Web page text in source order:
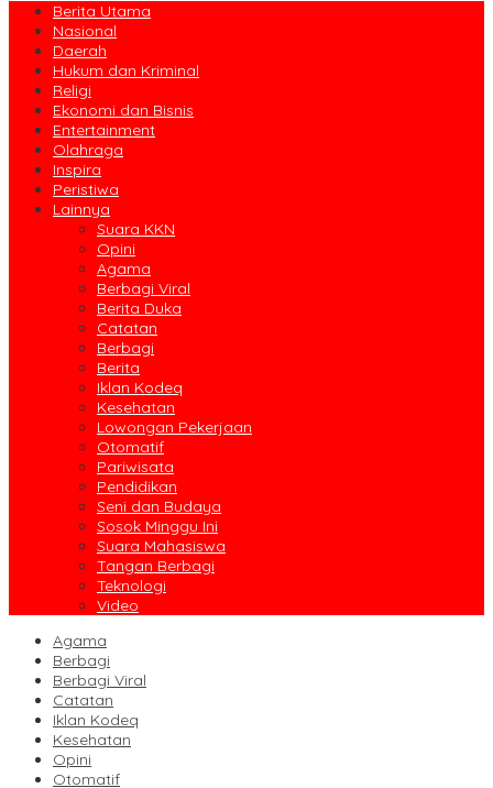
Berita Utama
Nasional
Daerah
Hukum dan Kriminal
Religi
Ekonomi dan Bisnis
Entertainment
Olahraga
Inspira
Peristiwa
Lainnya
Suara KKN
Opini
Agama
Berbagi Viral
Berita Duka
Catatan
Berbagi
Berita
Iklan Kodeq
Kesehatan
Lowongan Pekerjaan
Otomatif
Pariwisata
Pendidikan
Seni dan Budaya
Sosok Minggu Ini
Suara Mahasiswa
Tangan Berbagi
Teknologi
Video
Agama
Berbagi
Berbagi Viral
Catatan
Iklan Kodeq
Kesehatan
Opini
Otomatif